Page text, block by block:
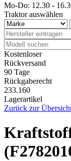
Mo-Do: 12.30 -
Traktor auswählen
Kostenloser
Rückversand
90 Tage
Rückgaberecht
233.160
Lagerartikel
Zurück zur